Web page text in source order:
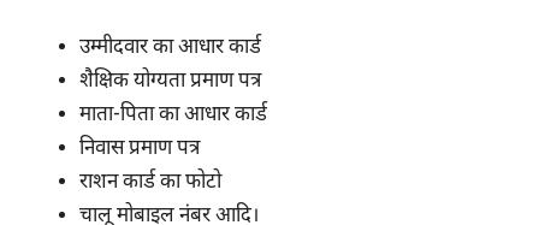
उम्मीदवार का आधार कार्ड
शैक्षिक योग्यता प्रमाण पत्र
माता-पिता का आधार कार्ड
निवास प्रमाण पत्र
राशन कार्ड का फोटो
चालू मोबाइल नंबर आदि।